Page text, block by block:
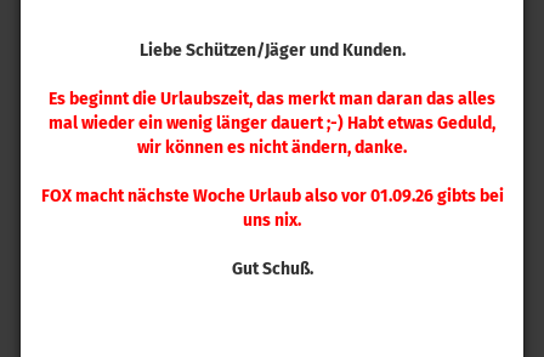
Liebe Schützen/Jäger und Kunden.
Es beginnt die Urlaubszeit, das merkt man daran das alles
mal wieder ein wenig länger dauert ;-) Habt etwas Geduld,
wir können es nicht ändern, danke.
FOX macht nächste Woche Urlaub also vor 01.09.26 gibts bei
uns nix.
Gut Schuß.